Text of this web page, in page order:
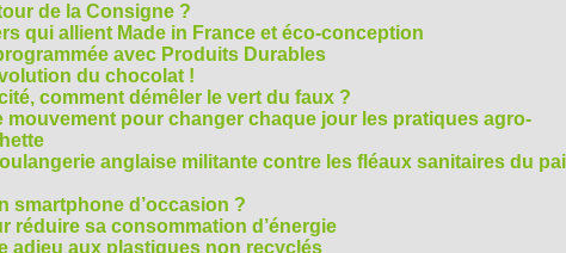
de la Consigne ?
qui allient Made in France et éco-conception
avec Produits Durables
du chocolat !
comment démêler le vert du faux ?
mouvement pour changer chaque jour les pratiques agro-
anglaise militante contre les fléaux sanitaires du
smartphone d’occasion ?
réduire sa consommation d’énergie
adieu aux plastiques non recyclés